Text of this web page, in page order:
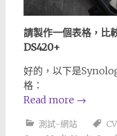
請製作一個表格，比
DS420+
好的，以下是
格：
Read more →
測試-網站